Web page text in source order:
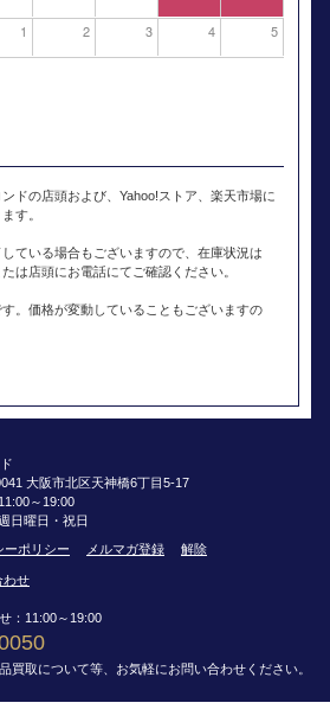
1 2 3 4 5
ドの店頭および、Yahoo!ストア、楽天市場に
す。
ている場合もございますので、在庫状況は
は店頭にお電話にてご確認ください。
。価格が変動していることもございますの
大阪市北区天神橋6丁目5-17
～19:00
日曜日・祝日
ーポリシー メルマガ登録 解除
わせ
：11:00～19:00
買取について等、お気軽にお問い合わせください。